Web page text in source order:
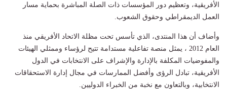
الأفريقية، وتعظيم دور المؤسسات ذات الصلة المباشرة بحماية مسار
العمل الديمقراطي وحقوق الشعوب.
وأضاف أن هذا المنتدى، الذي تأسس تحت مظلة الاتحاد الأفريقي منذ
العام 2012 ، يمثل منصة تفاعلية مستدامة تتيح لرؤساء وممثلي الهيئات
والمفوضيات المكلفة بالإدارة والإشراف على الانتخابات في الدول
الأفريقية، تبادل الرؤى وأفضل الممارسات في مجال إدارة الاستحقاقات
الانتخابية، وبالتعاون مع نخبة من الخبراء الدوليين.